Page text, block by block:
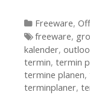
Kategorien
Freeware,
Tags
freeware,
kalender,
termin, termin
termine planen,
terminplaner,